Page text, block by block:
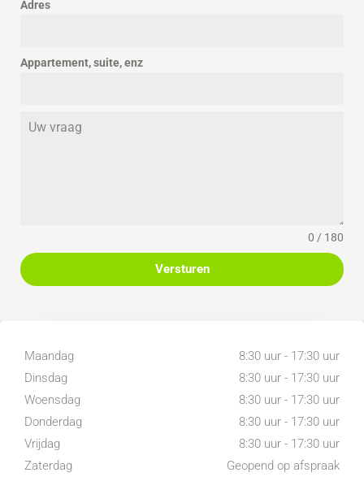
Adres
Appartement, suite, enz
0 / 180
Versturen
Maandag
8:30 uur - 17:30 uur
Dinsdag
8:30 uur - 17:30 uur
Woensdag
8:30 uur - 17:30 uur
Donderdag
8:30 uur - 17:30 uur
Vrijdag
8:30 uur - 17:30 uur
Zaterdag
Geopend op afspraak